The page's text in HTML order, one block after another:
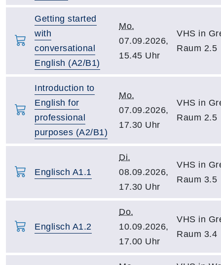
Getting started
with
conversational
English (A2/B1)
Mo.
07.09.2026,
15.45 Uhr
VHS in
Raum 2.5
Introduction to
English for
professional
purposes (A2/B1)
Mo.
07.09.2026,
17.30 Uhr
VHS in
Raum 2.5
Englisch A1.1
Di.
08.09.2026,
17.30 Uhr
VHS in
Raum 3.5
Englisch A1.2
Do.
10.09.2026,
17.00 Uhr
VHS in
Raum 3.4